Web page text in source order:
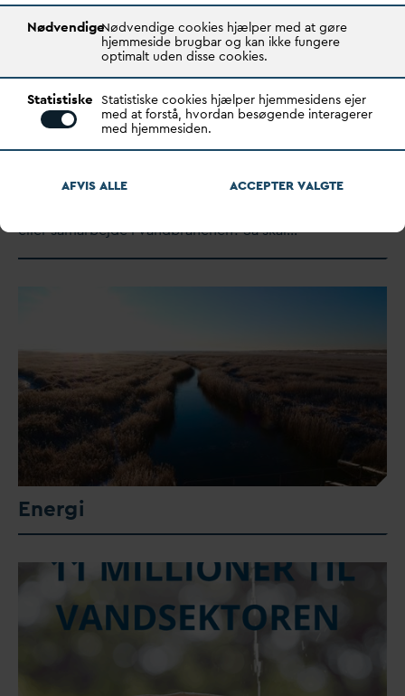
Ny ansøgningsrunde: Søg og få del
i 11 mio. kr. til udvikling af
eller samarbejde ivandbranchen? Så skal…
Energi
NødvendigeNødvendige cookies hjælper med at gøre
hjemmeside brugbar og kan ikke fungere
optimalt uden disse cookies.
Statistiske Statistiske cookies hjælper hjemmesidens ejer
med at forstå, hvordan besøgende interagerer
med hjemmesiden.
AFVIS ALLE ACCEPTERVALGTE